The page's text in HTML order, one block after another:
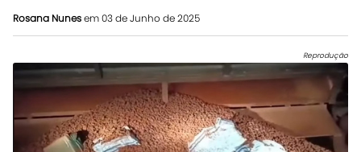
Rosana Nunesem 03 de Junho de 2025
Reprodução